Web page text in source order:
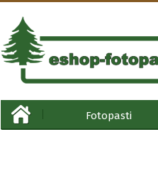
Fotopasti